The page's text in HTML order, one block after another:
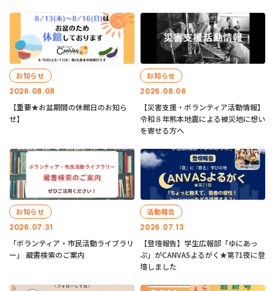
2026.08.08
お知らせ
【重要★お盆期間の休館日のお知ら
せ】
2026.08.06
お知らせ
【災害支援・ボランティア活動情報】
令和８年熊本地震による被災地に想い
を寄せる方へ
2026.07.31
お知らせ
「ボランティア・市民活動ライブラリ
ー」 蔵書検索のご案内
2026.07.13
活動報告
【登壇報告】学生広報部「ゆにあっ
ぷ」がCANVASよるがく★第71夜に登
壇しました